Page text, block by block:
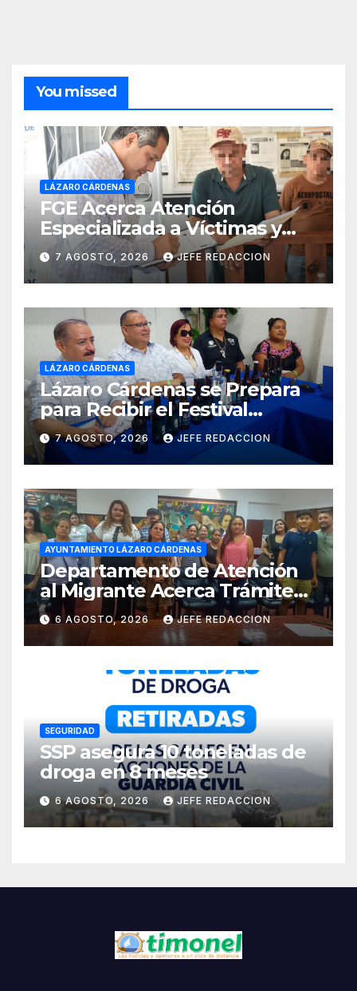
You missed
LÁZARO CÁRDENAS
FGE Acerca Atención
Especializada a Víctimas y
Ciudadanía de Coalcomán
7 AGOSTO, 2026 JEFE REDACCION
LÁZARO CÁRDENAS
Lázaro Cárdenas se Prepara
para Recibir el Festival
Internacional de la Cerveza
Costa de Michoacán 2026
7 AGOSTO, 2026 JEFE REDACCION
AYUNTAMIENTO LÁZARO CÁRDENAS
Departamento de Atención
al Migrante Acerca Trámite
de Pasaportes
Estadounidenses a
Residentes de Lázaro
Cárdenas
6 AGOSTO, 2026 JEFE REDACCION
SEGURIDAD
SSP asegura 10 toneladas de
droga en 8 meses
6 AGOSTO, 2026 JEFE REDACCION